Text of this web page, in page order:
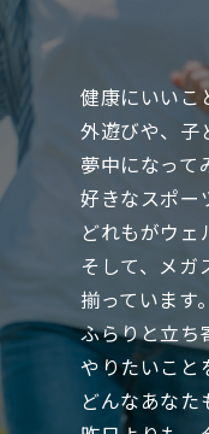
健康にいいこ
外遊びや、子
夢中になって
好きなスポー
どれもがウェ
そして、メガ
揃っています。
ふらりと立ち
やりたいこと
どんなあなた